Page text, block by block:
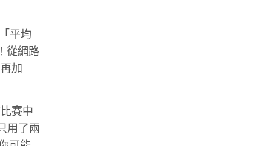
平均
從網路
加
賽中
用了兩